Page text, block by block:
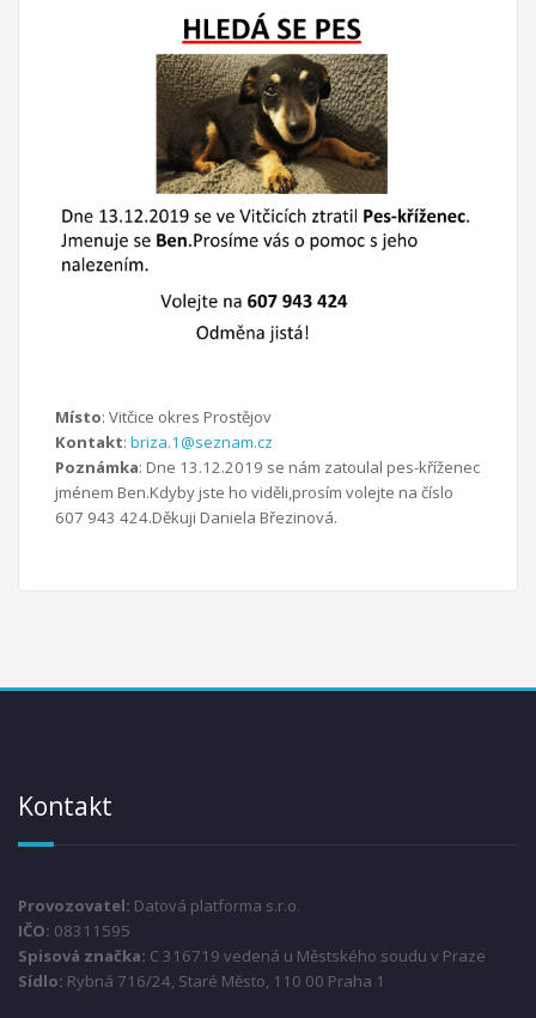
Místo: Vitčice okres Prostějov
Kontakt: briza.1@seznam.cz
Poznámka: Dne 13.12.2019 se nám zatoulal pes-kříženec
jménem Ben.Kdyby jste ho viděli,prosím volejte na číslo
607 943 424.Děkuji Daniela Březinová.
Kontakt
Provozovatel: Datová platforma s.r.o.
IČO: 08311595
Spisová značka: C 316719 vedená u Městského soudu v Praze
Sídlo: Rybná 716/24, Staré Město, 110 00 Praha 1